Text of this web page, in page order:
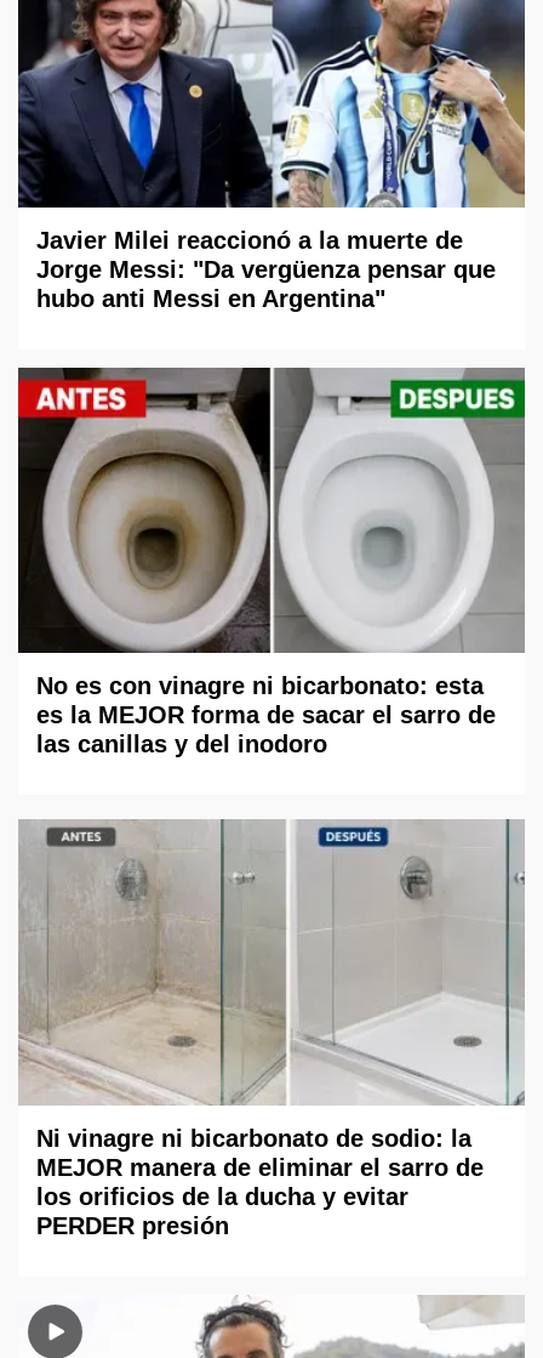
Javier Milei reaccionó a la muerte de
Jorge Messi: "Da vergüenza pensar que
hubo anti Messi en Argentina"
No es con vinagre ni bicarbonato: esta
es la MEJOR forma de sacar el sarro de
las canillas y del inodoro
Ni vinagre ni bicarbonato de sodio: la
MEJOR manera de eliminar el sarro de
los orificios de la ducha y evitar
PERDER presión